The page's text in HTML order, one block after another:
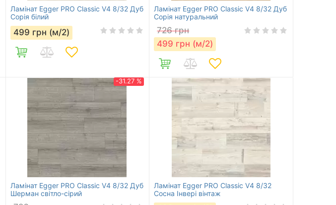
Ламінат Egger PRO Classic V4 8/32 Дуб
Сорія білий
499 грн (м/2)
Ламінат Egger PRO Classic V4 8/32 Дуб
Сорія натуральний
726 грн
499 грн (м/2)
-31.27 %
Ламінат Egger PRO Classic V4 8/32 Дуб
Шерман світло-сірий
Ламінат Egger PRO Classic V4 8/32
Сосна Інвері вінтаж